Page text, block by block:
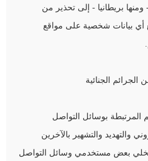
ومنها بريطانيا - إلى تحذير من
بيانات شخصية على مواقع
الجنائية
بوسائل التواصل
والتهديد والتشهير بالآخرين
تخلي بعض مستخدمي وسائل التواصل